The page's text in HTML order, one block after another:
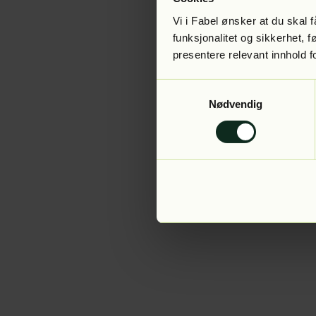
Vi i Fabel ønsker at du skal
funksjonalitet og sikkerhet,
presentere relevant innhold
Nødvendig
Application